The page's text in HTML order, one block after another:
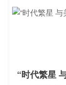
“时代繁星